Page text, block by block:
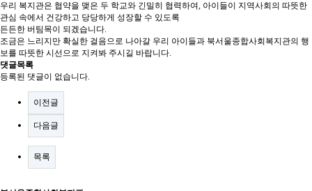
우리 복지관은 협약을 맺은 두 학교와 긴밀히 협력하여, 아이들이 지역사회의 따뜻한
관심 속에서 건강하고 당당하게 성장할 수 있도록
든든한 버팀목이 되겠습니다.
조금은 느리지만 확실한 걸음으로 나아갈 우리 아이들과 북서울종합사회복지관의 행
보를 따뜻한 시선으로 지켜봐 주시길 바랍니다.
댓글목록
등록된 댓글이 없습니다.
이전글
다음글
목록